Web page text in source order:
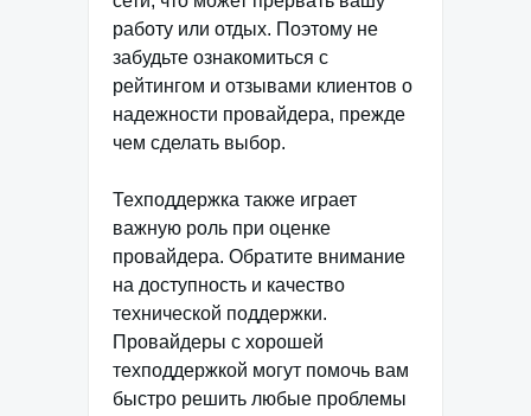
работу или отдых. Поэтому не
забудьте ознакомиться с
рейтингом и отзывами клиентов о
надежности провайдера, прежде
чем сделать выбор.
Техподдержка также играет
важную роль при оценке
провайдера. Обратите внимание
на доступность и качество
технической поддержки.
Провайдеры с хорошей
техподдержкой могут помочь вам
быстро решить любые проблемы